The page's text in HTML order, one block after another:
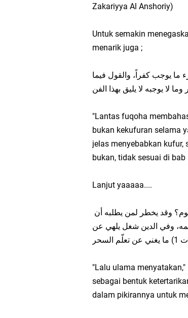
Zakariyya Al Anshoriy)
Untuk semakin
menarik juga ;
ما يوجب كفراً، والقول فيما
"Lantas fuqoha
bukan kekufuran selama
jelas menyebabkan
bukan, tidak sesuai di bab
Lanjut yaaaaa....
يكره تعلمه، وفي الدين شغل يلهي عن
"Lalu ulama
sebagai bentuk
dalam pikirannya untuk